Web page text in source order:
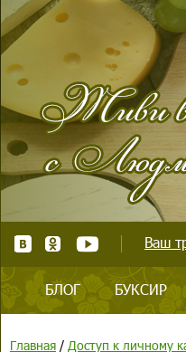
Ваш
БЛОГ БУКСИР
Главная / Доступ к личному